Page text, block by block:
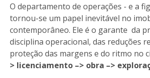
O departamento de operações - e a
tornou-se um papel inevitável no
contemporâneo. Ele é o garante da
disciplina operacional, das reduções
proteção das margens e do ritmo no
> licenciamento –> obra –>